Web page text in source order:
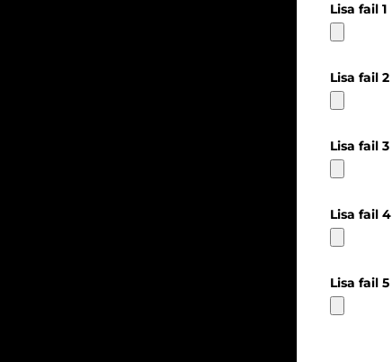
Lisa fail 1
Lisa fail 2
Lisa fail 3
Lisa fail 4
Lisa fail 5